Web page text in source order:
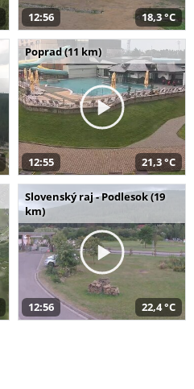
12:56 18,3 °C
Poprad (11 km)
12:55 21,3 °C
Slovenský raj - Podlesok (19
km)
12:56 22,4 °C